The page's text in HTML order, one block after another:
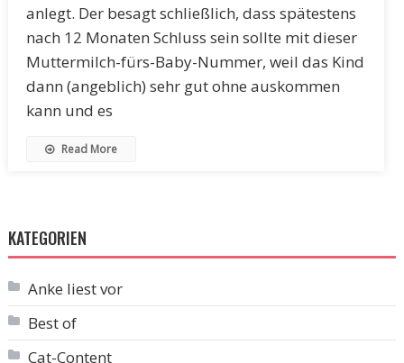
anlegt. Der besagt schließlich, dass spätestens
nach 12 Monaten Schluss sein sollte mit dieser
Muttermilch-fürs-Baby-Nummer, weil das Kind
dann (angeblich) sehr gut ohne auskommen
kann und es
Read More
KATEGORIEN
Anke liest vor
Best of
Cat-Content